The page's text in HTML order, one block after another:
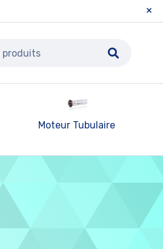
Moteur Tubulaire